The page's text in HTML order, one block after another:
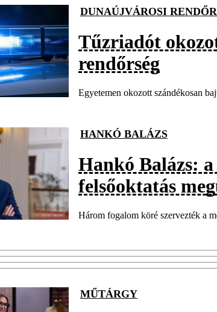
DUNAÚJVÁROSI
Tűzriadót
rendőrség
Egyetemen okozott szándékosan
HANKÓ BALÁZS
Hankó Balázs:
felsőoktatás
Három fogalom köré szervezték a
MŰTÁRGY